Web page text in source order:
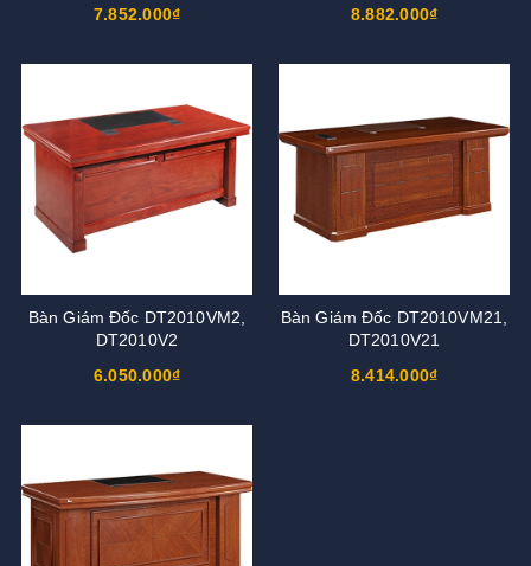
7.852.000₫
8.882.000₫
Bàn Giám Đốc DT2010VM2,
DT2010V2
6.050.000₫
Bàn Giám Đốc DT2010VM21,
DT2010V21
8.414.000₫